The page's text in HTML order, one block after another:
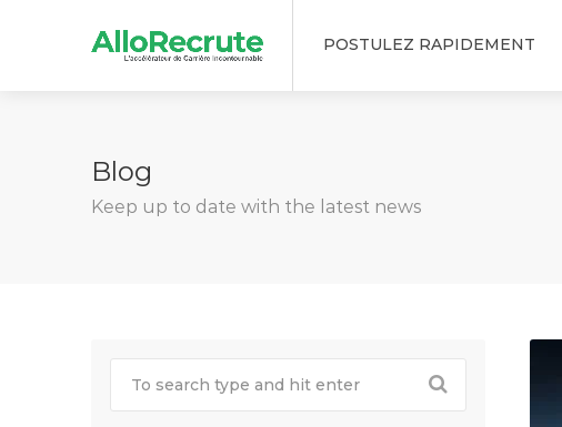
POSTULEZ RAPIDEMENT
Blog
Keep up to date with the latest news